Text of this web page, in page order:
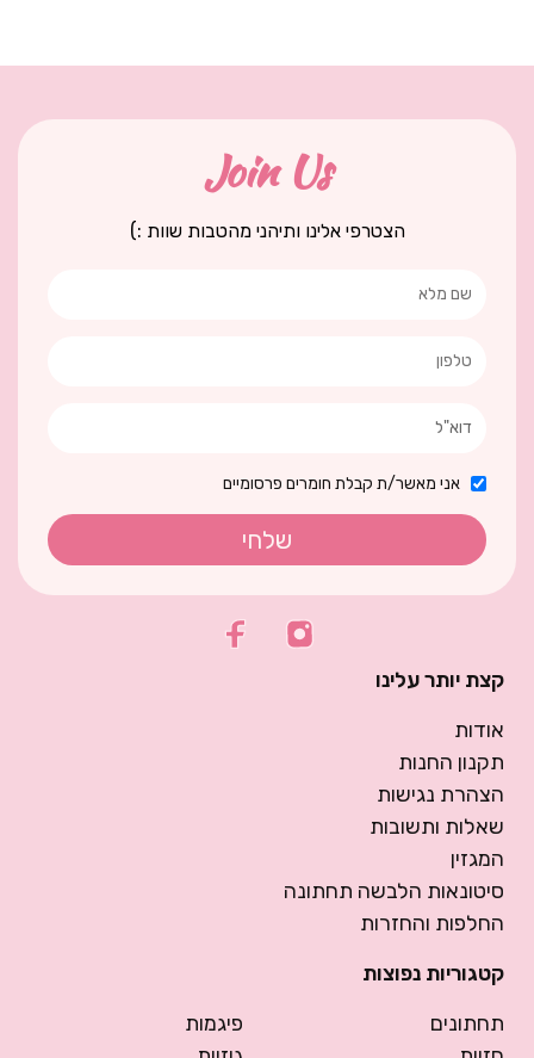
Join Us
הצטרפי אלינו ותיהני מהטבות שוות :)
אני מאשר/ת קבלת חומרים פרסומיים
שלחי
קצת יותר עלינו
אודות
תקנון החנות
הצהרת נגישות
שאלות ותשובות
המגזין
סיטונאות הלבשה תחתונה
החלפות והחזרות
קטגוריות נפוצות
תחתונים
פיגמות